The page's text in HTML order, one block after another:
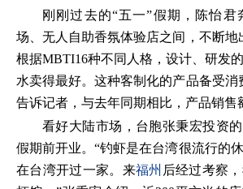
刚刚过去的“五一”假期，陈怡君
场、无人自助香氛体验店之间，不断地
根据MBTI16种不同人格，设计、研发
水卖得最好。这种客制化的产品备受消
告诉记者，与去年同期相比，产品销售
看好大陆市场，台胞张秉宏投资
假期前开业。“钓虾是在台湾很流行的
在台湾开过一家。来福州 后经过考察